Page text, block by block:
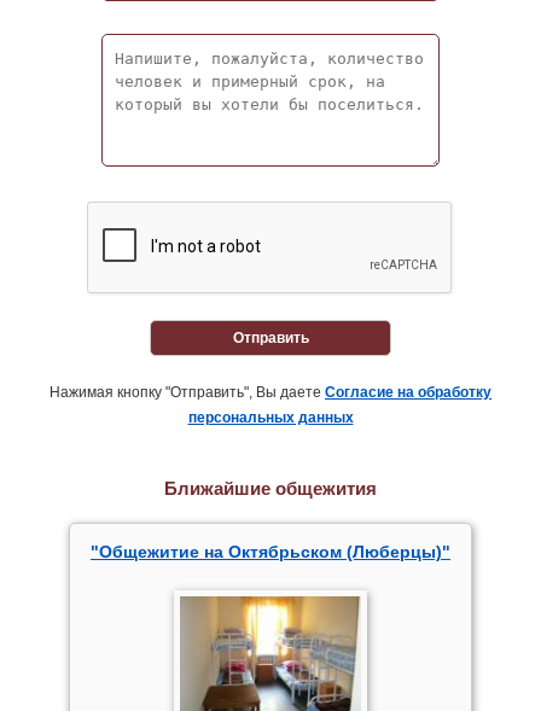
Отправить
Нажимая кнопку "Отправить", Вы даете Согласие на обработку
персональных данных
Ближайшие общежития
"Общежитие на Октябрьском (Люберцы)"